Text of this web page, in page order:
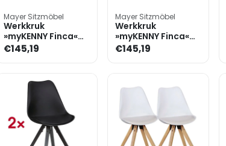
Mayer Sitzmöbel
Werkkruk
»myKENNY Finca«
hendelontgrendeling
kunstleer
€145,19
Mayer Sitzmöbel
Werkkruk
»myKENNY Finca«
hendelontgrendeling
kunstleer
€145,19